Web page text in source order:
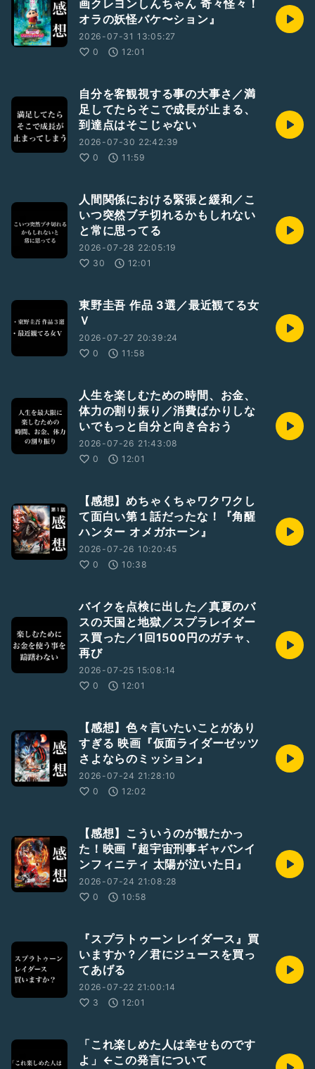
画クレヨンしんちゃん 奇々怪々！
オラの妖怪バケ〜ション』
2026-07-31 13:05:27
0
12:01
自分を客観視する事の大事さ／満
足してたらそこで成長が止まる、
到達点はそこじゃない
2026-07-30 22:42:39
0
11:59
人間関係における緊張と緩和／こ
いつ突然ブチ切れるかもしれない
と常に思ってる
2026-07-28 22:05:19
30
12:01
東野圭吾 作品 3選／最近観てる女
Ｖ
2026-07-27 20:39:24
0
11:58
人生を楽しむための時間、お金、
体力の割り振り／消費ばかりしな
いでもっと自分と向き合おう
2026-07-26 21:43:08
0
12:01
【感想】めちゃくちゃワクワクし
て面白い第１話だったな！『角醒
ハンター オメガホーン』
2026-07-26 10:20:45
0
10:38
バイクを点検に出した／真夏のバ
スの天国と地獄／スプラレイダー
ス買った／1回1500円のガチャ、
再び
2026-07-25 15:08:14
0
12:01
【感想】色々言いたいことがあり
すぎる 映画『仮面ライダーゼッツ
さよならのミッション』
2026-07-24 21:28:10
0
12:02
【感想】こういうのが観たかっ
た！映画『超宇宙刑事ギャバンイ
ンフィニティ 太陽が泣いた日』
2026-07-24 21:08:28
0
10:58
『スプラトゥーン レイダース』買
いますか？／君にジュースを買っ
てあげる
2026-07-22 21:00:14
3
12:01
「これ楽しめた人は幸せものです
よ」←この発言について